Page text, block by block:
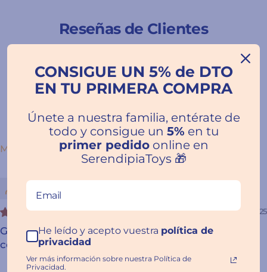
Reseñas de Clientes
Escribir una
SORT BY
Customer
06/01/2025
Grabolo Monstruos Reverso - Juego de viaje de
concentración y rapidez
CONSIGUE UN 5% de DTO
EN TU PRIMERA COMPRA
Únete a nuestra familia, entérate de
todo y consigue un 5% en tu
primer pedidoonline en
SerendipiaToys 🎁
He leído y acepto vuestra política de
privacidad
Ver más información sobre nuestra Política de
Privacidad.